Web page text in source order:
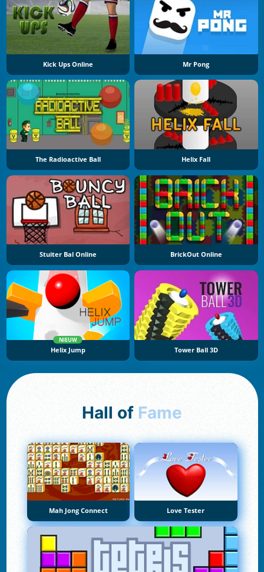
Kick Ups Online Mr Pong
The Radioactive Ball Helix Fall
Stuiter Bal Online BrickOut Online
NIEUW
Helix Jump Tower Ball 3D
Hall of Fame
Mah Jong Connect Love Tester